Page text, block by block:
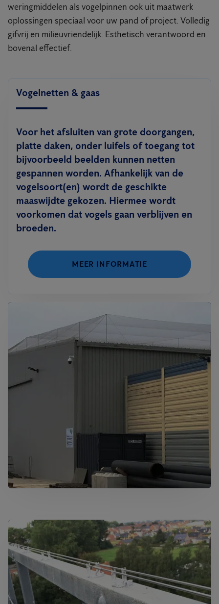
weringmiddelen als vogelpinnen ook uit maatwerk
oplossingen speciaal voor uw pand of project. Volledig
gifvrij en milieuvriendelijk. Esthetisch verantwoord en
bovenal effectief.
Vogelnetten & gaas
Voor het afsluiten van grote doorgangen,
platte daken, onder luifels of toegang tot
bijvoorbeeld beelden kunnen netten
gespannen worden. Afhankelijk van de
vogelsoort(en) wordt de geschikte
maaswijdte gekozen. Hiermee wordt
voorkomen dat vogels gaan verblijven en
broeden.
MEER INFORMATIE